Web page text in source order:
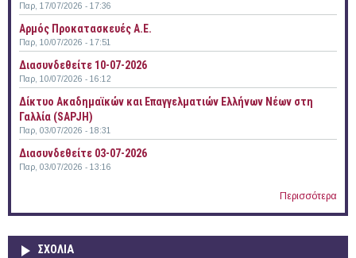
Παρ, 17/07/2026 - 17:36
Αρμός Προκατασκευές Α.Ε.
Παρ, 10/07/2026 - 17:51
Διασυνδεθείτε 10-07-2026
Παρ, 10/07/2026 - 16:12
Δίκτυο Ακαδημαϊκών και Επαγγελματιών Ελλήνων Νέων στη
Γαλλία (SAPJH)
Παρ, 03/07/2026 - 18:31
Διασυνδεθείτε 03-07-2026
Παρ, 03/07/2026 - 13:16
Περισσότερα
ΣΧΟΛΙΑ